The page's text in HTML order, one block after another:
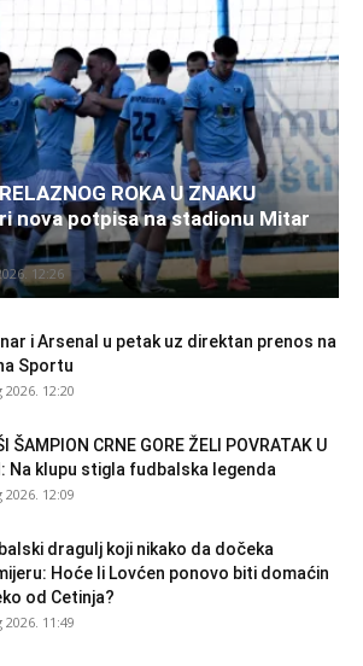
ROKA U ZNAKU
nova potpisa na stadionu Mitar
12:26
i Arsenal u petak uz direktan prenos na
Sportu
2026. 12:20
ŠAMPION CRNE GORE ŽELI POVRATAK U
Na klupu stigla fudbalska legenda
2026. 12:09
dragulj koji nikako da dočeka
Hoće li Lovćen ponovo biti domaćin
od Cetinja?
2026. 11:49